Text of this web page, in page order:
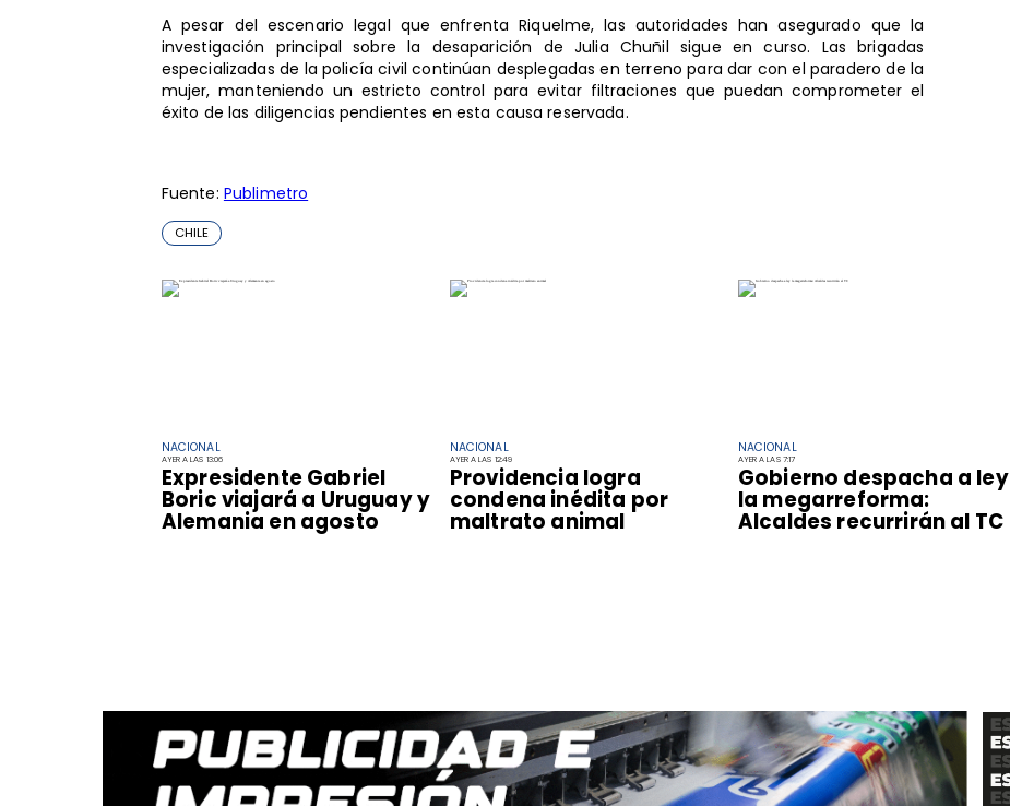
NACIONAL
AYER A LAS 13:06
Expresidente Gabriel
Boric viajará a Uruguay y
Alemania en agosto
NACIONAL
AYER A LAS 12:49
Providencia logra
condena inédita por
maltrato animal
NACIONAL
AYER A LAS 7:17
Gobierno despacha a ley
la megarreforma:
Alcaldes recurrirán al TC
A pesar del escenario legal que enfrenta Riquelme, las autoridades han asegurado que la
investigación principal sobre la desaparición de Julia Chuñil sigue en curso. Las brigadas
especializadas de la policía civil continúan desplegadas en terreno para dar con el paradero de la
mujer, manteniendo un estricto control para evitar filtraciones que puedan comprometer el
éxito de las diligencias pendientes en esta causa reservada.
Fuente: Publimetro
CHILE